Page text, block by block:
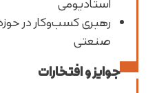
رهبری کسب‌وکار در
صنعتی
جوایز و افتخارات